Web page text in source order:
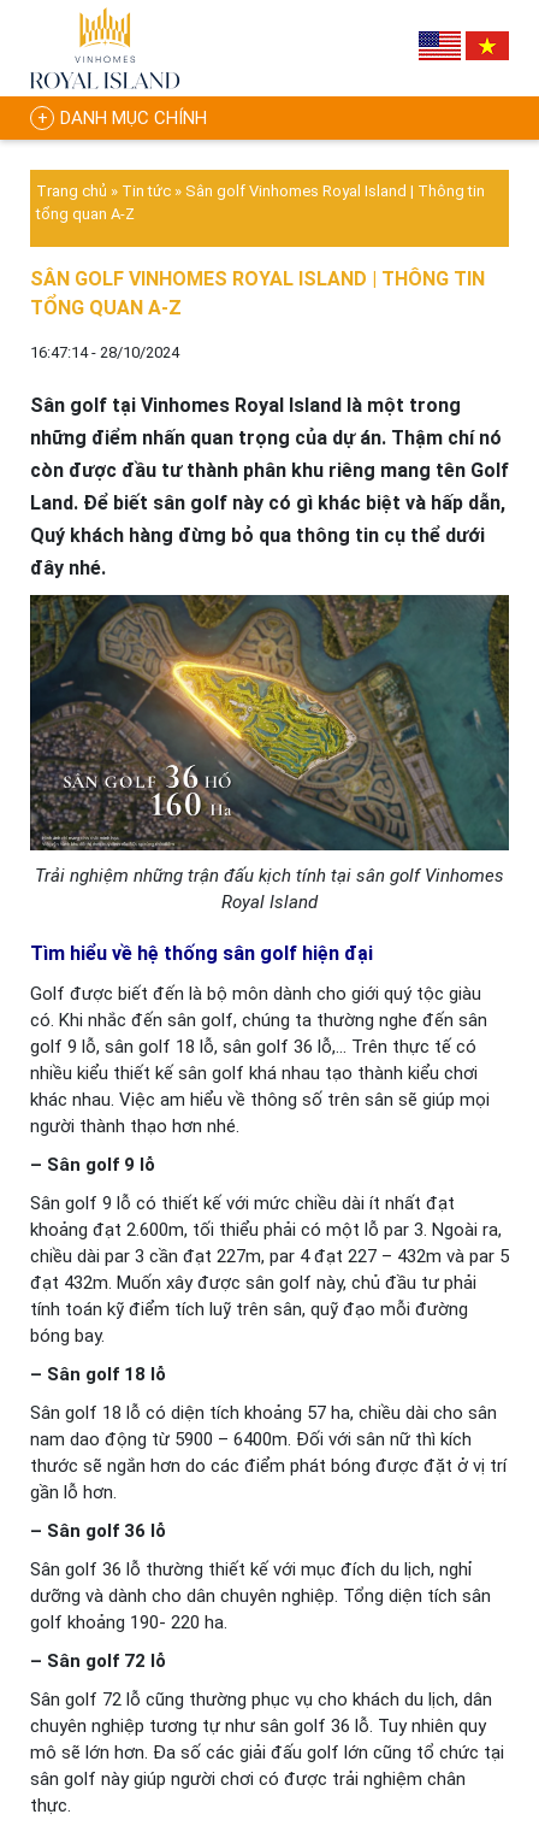
DANH MỤC CHÍNH
Trang chủ » Tin tức » Sân golf Vinhomes Royal Island | Thông tin
tổng quan A-Z
SÂN GOLF VINHOMES ROYAL ISLAND | THÔNG TIN
TỔNG QUAN A-Z
16:47:14 - 28/10/2024
Sân golf tại Vinhomes Royal Island là một trong
những điểm nhấn quan trọng của dự án. Thậm chí nó
còn được đầu tư thành phân khu riêng mang tên Golf
Land. Để biết sân golf này có gì khác biệt và hấp dẫn,
Quý khách hàng đừng bỏ qua thông tin cụ thể dưới
đây nhé.
Trải nghiệm những trận đấu kịch tính tại sân golf Vinhomes
Royal Island
Tìm hiểu về hệ thống sân golf hiện đại
Golf được biết đến là bộ môn dành cho giới quý tộc giàu
có. Khi nhắc đến sân golf, chúng ta thường nghe đến sân
golf 9 lỗ, sân golf 18 lỗ, sân golf 36 lỗ,… Trên thực tế có
nhiều kiểu thiết kế sân golf khá nhau tạo thành kiểu chơi
khác nhau. Việc am hiểu về thông số trên sân sẽ giúp mọi
người thành thạo hơn nhé.
– Sân golf 9 lỗ
Sân golf 9 lỗ có thiết kế với mức chiều dài ít nhất đạt
khoảng đạt 2.600m, tối thiểu phải có một lỗ par 3. Ngoài ra,
chiều dài par 3 cần đạt 227m, par 4 đạt 227 – 432m và par 5
đạt 432m. Muốn xây được sân golf này, chủ đầu tư phải
tính toán kỹ điểm tích luỹ trên sân, quỹ đạo mỗi đường
bóng bay.
– Sân golf 18 lỗ
Sân golf 18 lỗ có diện tích khoảng 57 ha, chiều dài cho sân
nam dao động từ 5900 – 6400m. Đối với sân nữ thì kích
thước sẽ ngắn hơn do các điểm phát bóng được đặt ở vị trí
gần lỗ hơn.
– Sân golf 36 lỗ
Sân golf 36 lỗ thường thiết kế với mục đích du lịch, nghỉ
dưỡng và dành cho dân chuyên nghiệp. Tổng diện tích sân
golf khoảng 190- 220 ha.
– Sân golf 72 lỗ
Sân golf 72 lỗ cũng thường phục vụ cho khách du lịch, dân
chuyên nghiệp tương tự như sân golf 36 lỗ. Tuy nhiên quy
mô sẽ lớn hơn. Đa số các giải đấu golf lớn cũng tổ chức tại
sân golf này giúp người chơi có được trải nghiệm chân
thực.